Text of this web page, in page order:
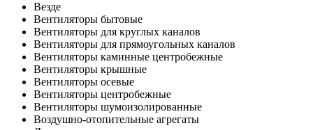
Везде
Вентиляторы бытовые
Вентиляторы для круглых каналов
Вентиляторы для прямоугольных каналов
Вентиляторы каминные центробежные
Вентиляторы крышные
Вентиляторы осевые
Вентиляторы центробежные
Вентиляторы шумоизолированные
Воздушно-отопительные агрегаты